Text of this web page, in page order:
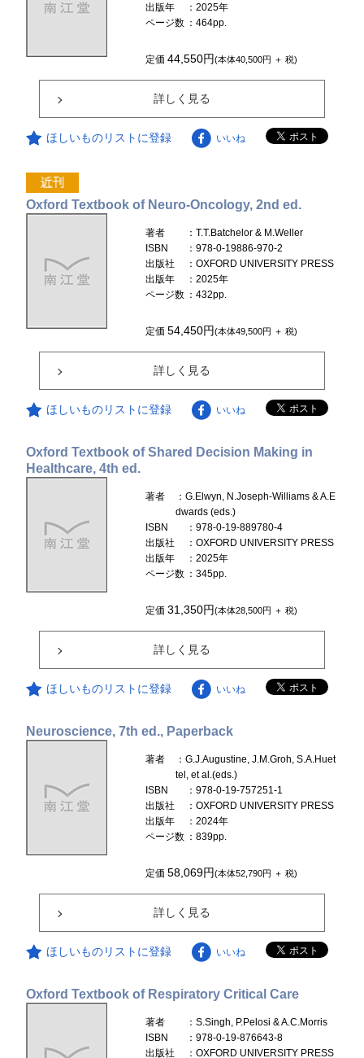
出版年
：2025年
ページ数 ：464pp.
定価44,550円(本体40,500円 ＋ 税)
詳しく見る
ほしいものリストに登録 いいね
Oxford Textbook of Neuro-Oncology, 2nd ed.
著者
：T.T.Batchelor & M.Weller
ISBN
：978-0-19886-970-2
出版社
：OXFORD UNIVERSITY PRESS
出版年
：2025年
ページ数 ：432pp.
定価54,450円(本体49,500円 ＋ 税)
詳しく見る
ほしいものリストに登録 いいね
Oxford Textbook of Shared Decision Making in
Healthcare, 4th ed.
著者
：G.Elwyn, N.Joseph-Williams & A.E
dwards (eds.)
ISBN
：978-0-19-889780-4
出版社
：OXFORD UNIVERSITY PRESS
出版年
：2025年
ページ数 ：345pp.
定価31,350円(本体28,500円 ＋ 税)
詳しく見る
ほしいものリストに登録 いいね
Neuroscience, 7th ed., Paperback
著者
：G.J.Augustine, J.M.Groh, S.A.Huet
tel, et al.(eds.)
ISBN
：978-0-19-757251-1
出版社
：OXFORD UNIVERSITY PRESS
出版年
：2024年
ページ数 ：839pp.
定価58,069円(本体52,790円 ＋ 税)
詳しく見る
ほしいものリストに登録 いいね
Oxford Textbook of Respiratory Critical Care
著者
：S.Singh, P.Pelosi & A.C.Morris
ISBN
：978-0-19-876643-8
出版社
：OXFORD UNIVERSITY PRESS